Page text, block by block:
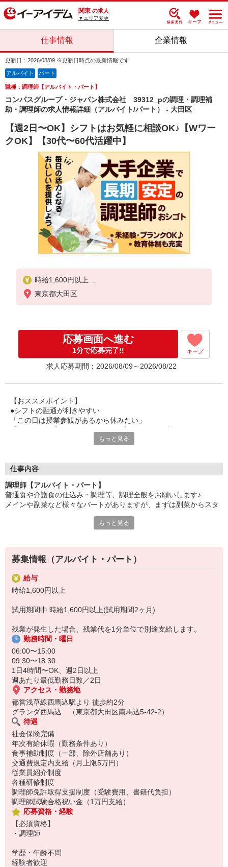
関東 の求人
▼エリア変更
仕事情報 企業情報
更新日：2026/08/09 ※更新日時点の最新情報です
アルバイト パート
職種：調理師【アルバイト・パート】
コンパスグループ・ジャパン株式会社 39312_pの調理・調理補
助・調理師の求人情報詳細（アルバイト/パート） - 大田区
【週2日〜OK】シフトはお気軽に相談OK♪【Wワー
クOK】【30代〜60代活躍中】
時給1,600円以上
試用期間中 時給1,600円以上(試用期間2ヶ月)
ます。
東京都大田区
応募画面へ進む
1分で応募完了!! キープ
求人応募期間：2026/08/09～2026/08/22
【おススメポイント】
●シフトの融通が利きやすい
「この日は授業参観があるから休みたい」
家庭や趣味の都合にも柔軟に対応しますので、お気軽にご相談く
●20代〜50代の幅広い年代のスタッフが活躍中
躍中
●安心の教育体制
入社後は先輩たちが優しくフォローしながら進めますので、
安心してお仕事を始められます。
【会社について】
給食受託の外資系大手企業、コンパスグループ・ジャパン。
全国約1,500ヵ所で「コントラクトフードサービス」を展開して
います
もっと見る
仕事内容
調理師【アルバイト・パート】
普通食や介護食の仕込み・調理等、調理全般をお願いします♪
メインや副菜など様々なパートがありますが、まずは副菜からスタ
→食材の仕分けや計量、カット等、
介護食では刻み・ペーストといった形態加工もございます。
・盛り付け
・配膳下膳・食器洗浄等
レシピやメニューもきちんとあるので、未経験・ブランクがある方
ホームにはお食事を楽しみに生活されているご入居者様が多く、
季節感のあるメニュー開発等にも心を配っております。
ご入居者様からの「ありがとう」や「おいしかったよ」といった声
を
直接聞ける環境を理由にお仕事を選んだ方も多くいらっしゃいま
す。
もっと見る
募集情報（アルバイト・パート）
給与
時給1,600円以上
試用期間中 時給1,600円以上(試用期間2ヶ月)
残業が発生した場合、残業代を1分単位で別途支給します。
勤務時間・曜日
06:00〜15:00
09:30〜18:30
1日4時間〜OK、週2日以上
週あたり最低勤務日数／2日
アクセス・勤務地
都営浅草線西馬込駅より 徒歩約2分
グランダ西馬込 （東京都大田区南馬込5-42-2）
待遇
社会保険完備
年次有給休暇（勤務条件あり）
食事補助制度（一部、除外店舗あり）
交通費規定内支給（月上限5万円）
従業員紹介制度
各種研修制度
調理師免許取得支援制度（受験費用、書籍代負担）
調理師試験合格祝い金（1万円支給）
応募資格・経験
【必須資格】
・調理師
学歴・年齢不問
経験者歓迎